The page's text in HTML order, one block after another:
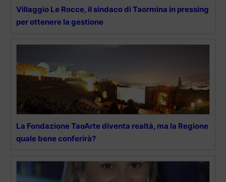
Villaggio Le Rocce, il sindaco di Taormina in pressing
per ottenere la gestione
La Fondazione TaoArte diventa realtà, ma la Regione
quale bene conferirà?